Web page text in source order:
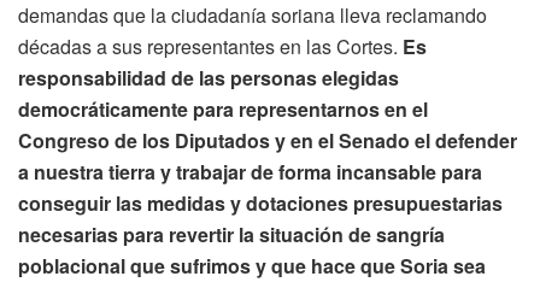
demandas que la ciudadanía soriana lleva reclamando
décadas a sus representantes en las Cortes. Es
responsabilidad de las personas elegidas
democráticamente para representarnos en el
Congreso de los Diputados y en el Senado el defender
a nuestra tierra y trabajar de forma incansable para
conseguir las medidas y dotaciones presupuestarias
necesarias para revertir la situación de sangría
poblacional que sufrimos y que hace que Soria sea